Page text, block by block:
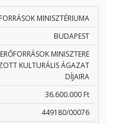
MINISZTÉRIUMA
BUDAPEST
MINISZTERE
KULTURÁLIS ÁGAZAT
DÍJAIRA
36.600.000 Ft
449180/00076